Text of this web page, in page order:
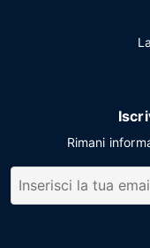
Rimani